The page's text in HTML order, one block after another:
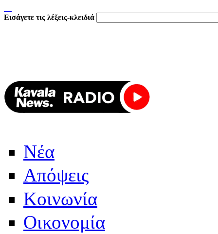
Εισάγετε τις λέξεις-κλειδιά
Νέα
Απόψεις
Κοινωνία
Οικονομία